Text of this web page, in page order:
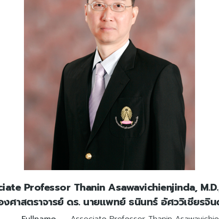
Professor Thanin Asawavichienjinda,
งศาสตราจารย์ ดร. นายแพทย์ ธนินทร์ อัศววิเชียรจิน